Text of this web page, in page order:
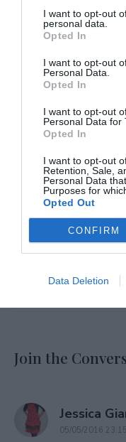
I want to opt-out
personal data.
Opted In
I want to opt-out
Personal Data.
Opted In
I want to opt-out
Personal Data for
Opted In
I want to opt-out
Retention, Sale,
Personal Data
Purposes for
Opted Out
CONFIRM
Data Deletion
PREVIOUS
NEXT
Fler läckra
Join the
Jessica
05/05/2016 23:15